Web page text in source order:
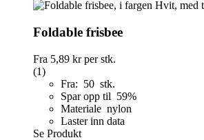
Foldable frisbee
Fra 5,89 krper stk.
(1)
Fra: 50 stk.
Spar opp til 59%
Materiale nylon
Laster inn data
Se Produkt